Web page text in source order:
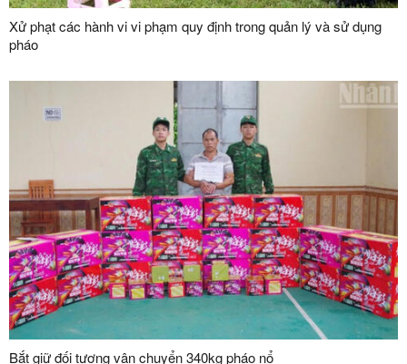
Xử phạt các hành vi vi phạm quy định trong quản lý và sử dụng
pháo
Bắt giữ đối tượng vận chuyển 340kg pháo nổ